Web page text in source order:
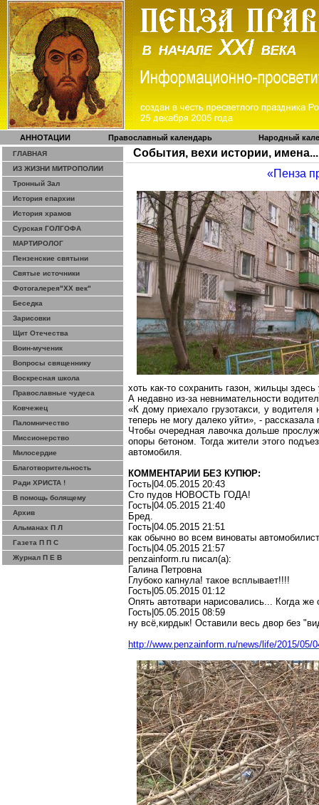
АННОТАЦИИ Православный календарь Народный
ГЛАВНАЯ
ИЗ ЖИЗНИ МИТРОПОЛИИ
Тронный Зал
История епархии
История храмов
Сурская ГОЛГОФА
МАРТИРОЛОГ
Пензенские святыни
Святые источники
Фотогалерея"ХХ век"
Беседка
Зарисовки
Щит Отечества
Воин-мученик
Вопросы священнику
Воскресная школа
Православные чудеса
Ковчежец
Паломничество
Миссионерство
Милосердие
Благотворительность
Ради ХРИСТА !
В помощь болящему
Архив
Альманах П Л
Газета П П С
Журнал П Е В
События, вехи истории, имена...
«Пенза
хоть как-то сохранить газон, жильцы
А недавно из-за невнимательности
«К дому приехало грузотакси, у
теперь не могу далеко уйти», - рассказала
Чтобы очередная лавочка дольше
опоры бетоном. Тогда жители этого
автомобиля.
КОММЕНТАРИИ БЕЗ КУПЮР:
Гость|04.05.2015 20:43
Сто пудов НОВОСТЬ ГОДА!
Гость|04.05.2015 21:40
Бред.
Гость|04.05.2015 21:51
как обычно во всем виноваты
Гость |04.05.2015 21:57
penzainform.ru писал(a):
Галина Петровна
Глубоко капнула! такое всплывает!!!!
Гость|05.05.2015 01:12
Опять автотвари нарисовались... Когда же
Гость|05.05.2015 08:59
ну всё,кирдык! Оставили весь двор без
http://www.penzainform.ru/news/life/2015/